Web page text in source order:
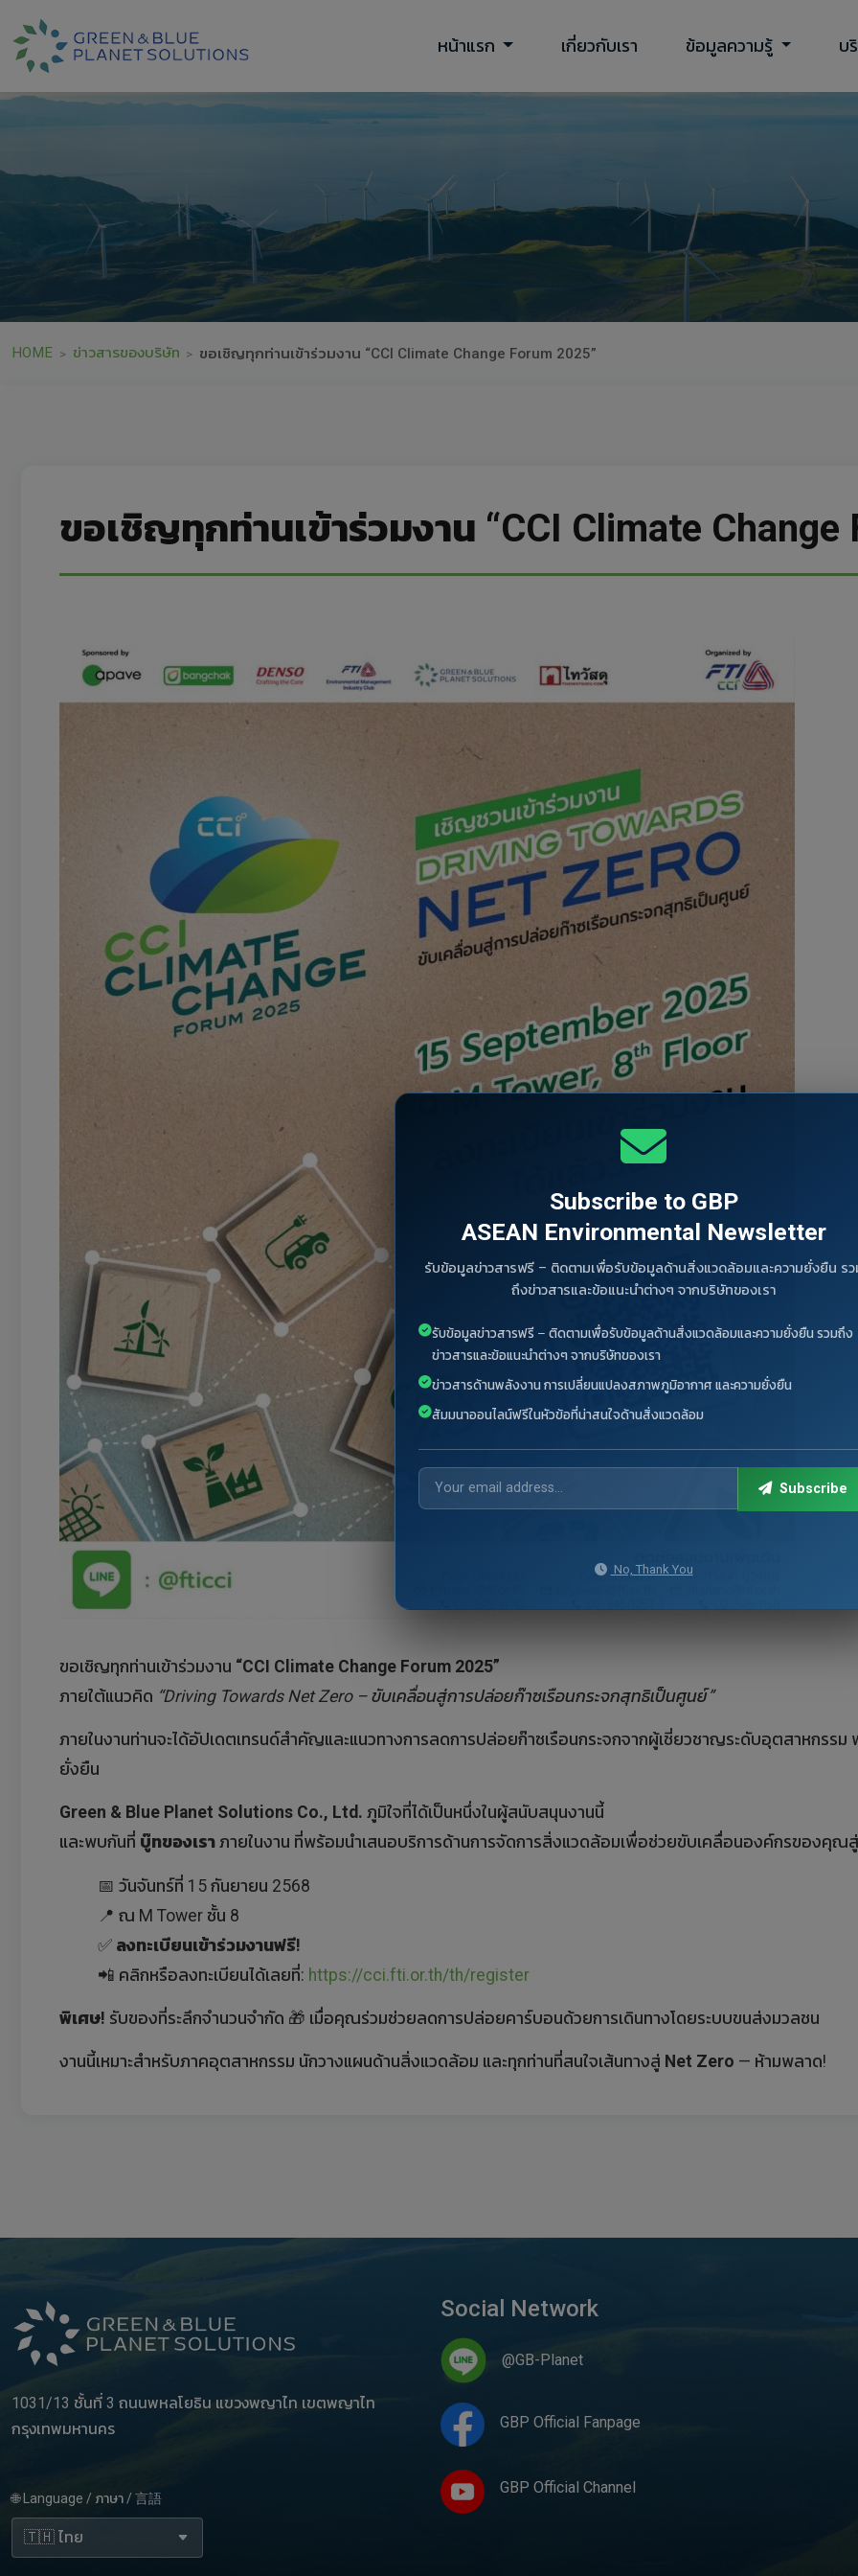
หน้าแรก เกี่ยวกับเรา ข้อมูลความรู้ บ
HOME > ข่าวสารของบริษัท > ขอเชิญทุกท่านเข้าร่วมงาน “CCI Climate Change Forum 2025”
ขอเชิญทุกท่านเข้าร่วมงาน “CCI Climate Change
ขอเชิญทุกท่านเข้าร่วมงาน “CCI Climate Change Forum 2025”
ภายใต้แนวคิด “Driving Towards Net Zero – ขับเคลื่อนสู่การปล่อยก๊าซเรือนกระจกสุทธิเป็นศูนย์”
ภายในงานท่านจะได้อัปเดตเทรนด์สำคัญและแนวทางการลดการปล่อยก๊าซเรือนกระจกจากผู้เชี่ยวชาญระดับอุตสาหกรร
ยั่งยืน
Green & Blue Planet Solutions Co., Ltd. ภูมิใจที่ได้เป็นหนึ่งในผู้สนับสนุนงานนี้
และพบกันที่ บู๊ทของเรา ภายในงาน ที่พร้อมนำเสนอบริการด้านการจัดการสิ่งแวดล้อมเพื่อช่วยขับเคลื่อนองค์กรของคุณ
📅 วันจันทร์ที่ 15 กันยายน 2568
📍 ณ M Tower ชั้น 8
✅ ลงทะเบียนเข้าร่วมงานฟรี!
📲 คลิกหรือลงทะเบียนได้เลยที่: https://cci.fti.or.th/th/register
พิเศษ! รับของที่ระลึกจำนวนจำกัด 🎁 เมื่อคุณร่วมช่วยลดการปล่อยคาร์บอนด้วยการเดินทางโดยระบบขนส่งมวลชน
งานนี้เหมาะสำหรับภาคอุตสาหกรรม นักวางแผนด้านสิ่งแวดล้อม และทุกท่านที่สนใจเส้นทางสู่ Net Zero — ห้ามพลาด!
1031/13 ชั้นที่ 3 ถนนพหลโยธิน แขวงพญาไท เขตพญาไท
กรุงเทพมหานคร
🌐 Language / ภาษา / 言語
Social Network
@GB-Planet
GBP Official Fanpage
GBP Official Channel
Subscribe to GBP
ASEAN Environmental Newsletter
รับข้อมูลข่าวสารฟรี – ติดตามเพื่อรับข้อมูลด้านสิ่งแวดล้อมและความยั่งยืน รว
ถึงข่าวสารและข้อแนะนำต่างๆ จากบริษัทของเรา
รับข้อมูลข่าวสารฟรี – ติดตามเพื่อรับข้อมูลด้านสิ่งแวดล้อมและความยั่งยืน รวมถึง
ข่าวสารและข้อแนะนำต่างๆ จากบริษัทของเรา
ข่าวสารด้านพลังงาน การเปลี่ยนแปลงสภาพภูมิอากาศ และความยั่งยืน
สัมมนาออนไลน์ฟรีในหัวข้อที่น่าสนใจด้านสิ่งแวดล้อม
Subscribe
No, Thank You